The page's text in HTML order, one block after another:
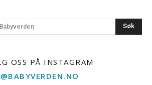
Søk
OSS PÅ INSTAGRAM
@BABYVERDEN.NO